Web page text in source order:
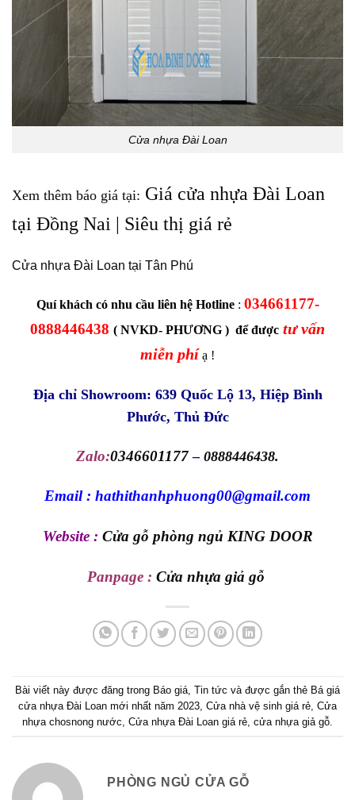
Cửa nhựa Đài Loan
Xem thêm báo giá tại: Giá cửa nhựa Đài Loan
tại Đồng Nai | Siêu thị giá rẻ
Cửa nhựa Đài Loan tại Tân Phú
Quí khách có nhu cầu liên hệ Hotline: 034661177-
0888446438 ( NVKD- PHƯƠNG ) để được tư vấn
miễn phí ạ !
Địa chỉ Showroom: 639 Quốc Lộ 13, Hiệp Bình
Phước, Thủ Đức
Zalo:0346601177 – 0888446438.
Email : hathithanhphuong00@gmail.com
Website : Cửa gỗ phòng ngủ KING DOOR
Panpage : Cửa nhựa giả gỗ
Bài viết này được đăng trong Báo giá Tin tức và được gắn thẻ Bá giá
cửa nhựa Đài Loan mới nhất năm 2023 Cửa nhà vệ sinh giá rẻ Cửa
nhựa chosnong nước Cửa nhựa Đài Loan giá rẻ cửa nhựa giả gỗ
PHÒNG NGỦ CỬA GỖ